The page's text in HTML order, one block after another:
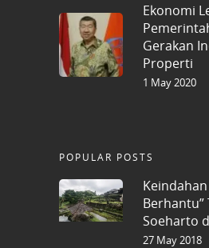
Ekonomi
Gerakan
Properti
1 May 2020
POPULAR POSTS
Berhantu”
Soeharto
27 May 2018